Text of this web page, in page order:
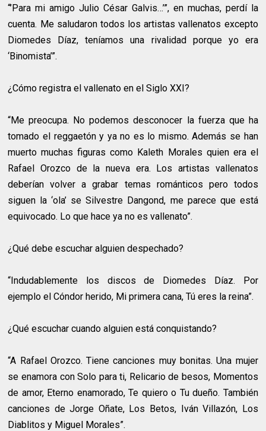
“’Para mi amigo Julio César Galvis…’”, en muchas, perdí la
cuenta. Me saludaron todos los artistas vallenatos excepto
Diomedes Díaz, teníamos una rivalidad porque yo era
‘Binomista’”.
¿Cómo registra el vallenato en el Siglo XXI?
“Me preocupa. No podemos desconocer la fuerza que ha
tomado el reggaetón y ya no es lo mismo. Además se han
muerto muchas figuras como Kaleth Morales quien era el
Rafael Orozco de la nueva era. Los artistas vallenatos
deberían volver a grabar temas románticos pero todos
siguen la ‘ola’ se Silvestre Dangond, me parece que está
equivocado. Lo que hace ya no es vallenato”.
¿Qué debe escuchar alguien despechado?
“Indudablemente los discos de Diomedes Díaz. Por
ejemplo el Cóndor herido, Mi primera cana, Tú eres la reina”.
¿Qué escuchar cuando alguien está conquistando?
“A Rafael Orozco. Tiene canciones muy bonitas. Una mujer
se enamora con Solo para ti, Relicario de besos, Momentos
de amor, Eterno enamorado, Te quiero o Tu dueño. También
canciones de Jorge Oñate, Los Betos, Iván Villazón, Los
Diablitos y Miguel Morales”.